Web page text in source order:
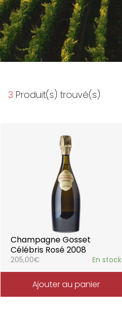
3 Produit(s) trouvé(s)
Champagne Gosset
Célébris Rosé 2008
205,00€ En stock
Ajouter au panier